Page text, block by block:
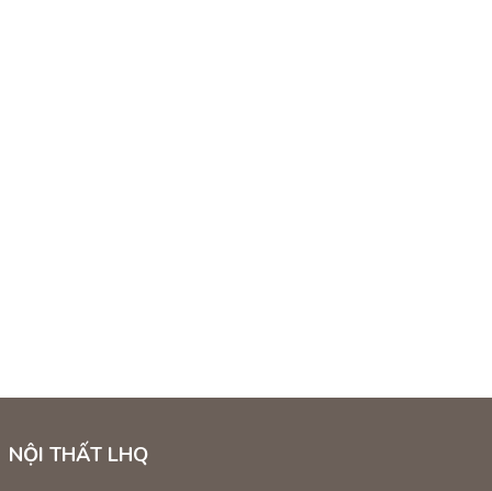
NỘI THẤT LHQ